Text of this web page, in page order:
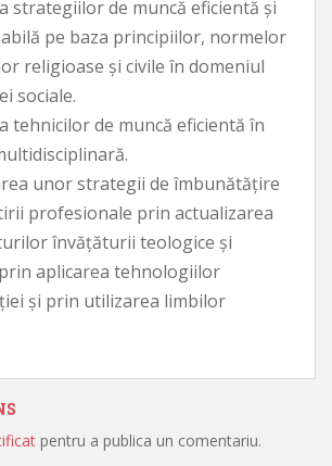
strategiilor de muncă eficientă şi
pe baza principiilor, normelor
religioase şi civile în domeniul
sociale.
tehnicilor de muncă eficientă în
unor strategii de îmbunătăţire
profesionale prin actualizarea
învăţăturii teologice şi
aplicarea tehnologiilor
şi prin utilizarea limbilor
pentru a publica un comentariu.